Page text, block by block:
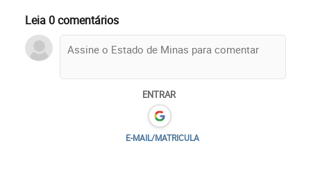
Leia 0 comentários
ENTRAR
E-MAIL/MATRICULA